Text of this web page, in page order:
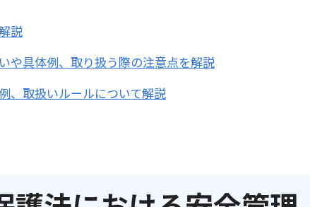
説
や具体例、取り扱う際の注意点を解説
、取扱いルールについて解説